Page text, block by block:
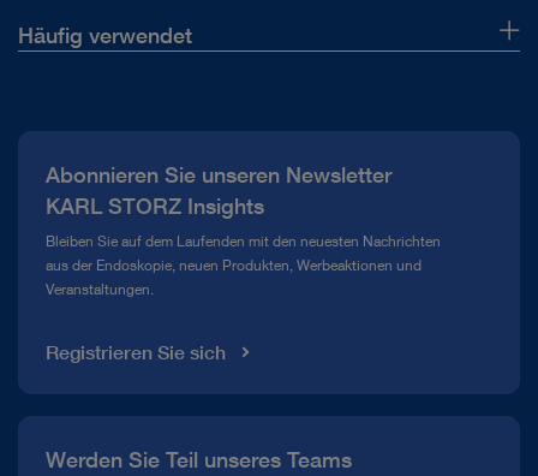
Häufig verwendet
Compliance Hotline
Mediathek
Abonnieren Sie unseren Newsletter
KARL STORZ Insights
Bleiben Sie auf dem Laufenden mit den neuesten Nachrichten
aus der Endoskopie, neuen Produkten, Werbeaktionen und
Veranstaltungen.
Registrieren Sie sich
Werden Sie Teil unseres Teams